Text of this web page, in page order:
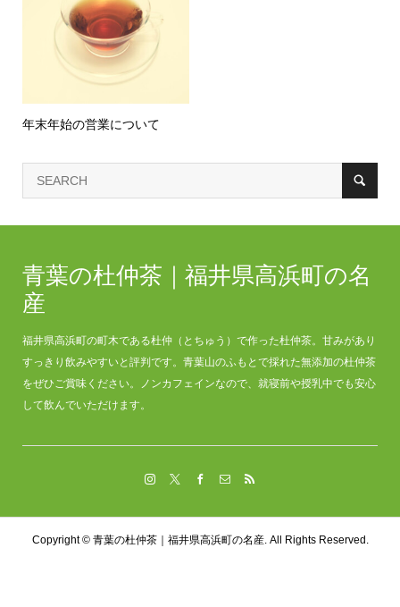
年末年始の営業について
青葉の杜仲茶｜福井県高浜町の名
産
福井県高浜町の町木である杜仲（とちゅう）で作った杜仲茶。甘みがあり
すっきり飲みやすいと評判です。青葉山のふもとで採れた無添加の杜仲茶
をぜひご賞味ください。ノンカフェインなので、就寝前や授乳中でも安心
して飲んでいただけます。
Copyright ©青葉の杜仲茶｜福井県高浜町の名産. All Rights Reserved.